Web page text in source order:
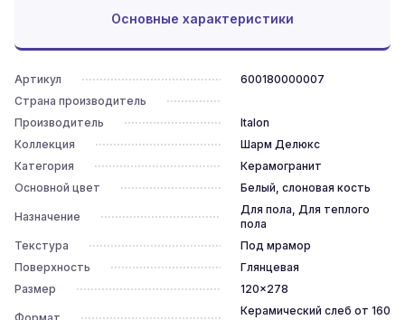
Основные характеристики
Артикул
600180000007
Страна производитель
Производитель
Italon
Коллекция
Шарм Делюкс
Категория
Керамогранит
Основной цвет
Белый, слоновая кость
Назначение
Для пола, Для теплого
пола
Текстура
Под мрамор
Поверхность
Глянцевая
Размер
120x278
Керамический слеб от 160